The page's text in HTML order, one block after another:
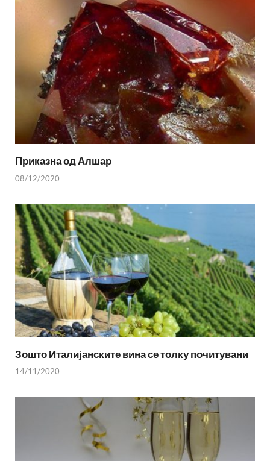
Приказна од Алшар
08/12/2020
Зошто Италијанските вина се толку почитувани
14/11/2020